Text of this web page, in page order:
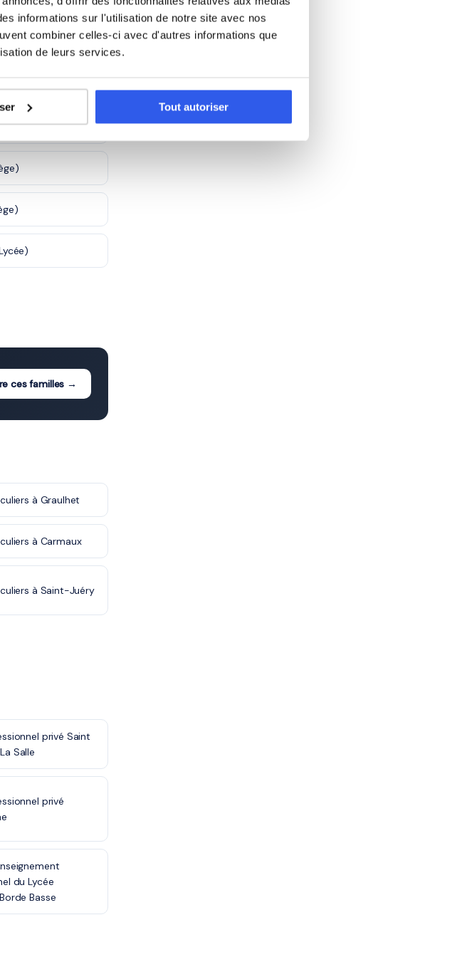
informations sur l'utilisation de notre site avec nos
combiner celles-ci avec d'autres informations que
de leurs services.
Tout autoriser
ces familles →
à Graulhet
à Carmaux
à Saint-Juéry
privé Saint
Salle
privé
du Lycée
Basse